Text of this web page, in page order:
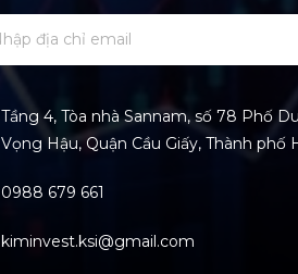
Tầng 4, Tòa nhà Sannam, số 78 Phố
Vọng Hậu, Quận Cầu Giấy, Thành phố
0988 679 661
kiminvest.ksi@gmail.com